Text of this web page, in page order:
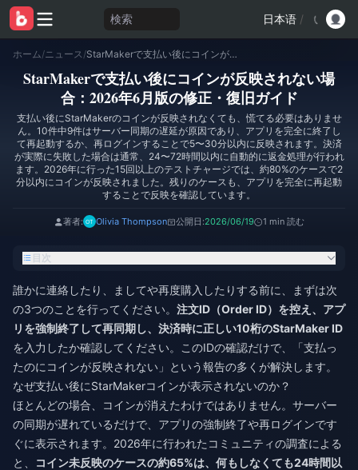
検索 日本语 /
ホーム/ニュース / StarMakerで支払い後にコインが反映されない場合：2026年6月版の修正・復旧ガイド
StarMakerで支払い後にコインが反映されない場
合：2026年6月版の修正・復旧ガイド
支払い後にStarMakerのコインが反映されなくても、慌てる必要はありませ
ん。10件中9件はサーバー同期の遅延が原因であり、アプリを完全に終了し
て再起動するか、再ログインすることで5〜30分以内に反映されます。決済
が実際に失敗した場合は通常、24〜72時間以内に自動的に返金処理が行われ
ます。2026年に行った15回以上のテストチャージでは、約80%のケースで2
分以内にコインが反映されました。残りのケースも、アプリを完全に再起動
することで反映を確認しています。
著者: Olivia Thompson 公開日:2026/06/19 1 min 読む
目次
誰かに連絡したり、ましてや再度購入したりする前に、まずは次
の3つのことを行ってください。 注文ID（Order ID） を控え、アプ
リを強制終了して再同期し、決済時に正しい10桁のStarMaker ID
を入力したか確認してください。このIDの確認だけで、「支払っ
たのにコインが反映されない」という報告の多くが解決します。
なぜ支払い後にStarMakerコインが表示されないのか？
ほとんどの場合、コインが消えたわけではありません。サーバー
の同期が遅れているだけで、アプリの強制終了や再ログインです
ぐに表示されます。2026年に行われたコミュニティの調査による
と、
コイン未反映のケースの約65%は、何もしなくても24時間以